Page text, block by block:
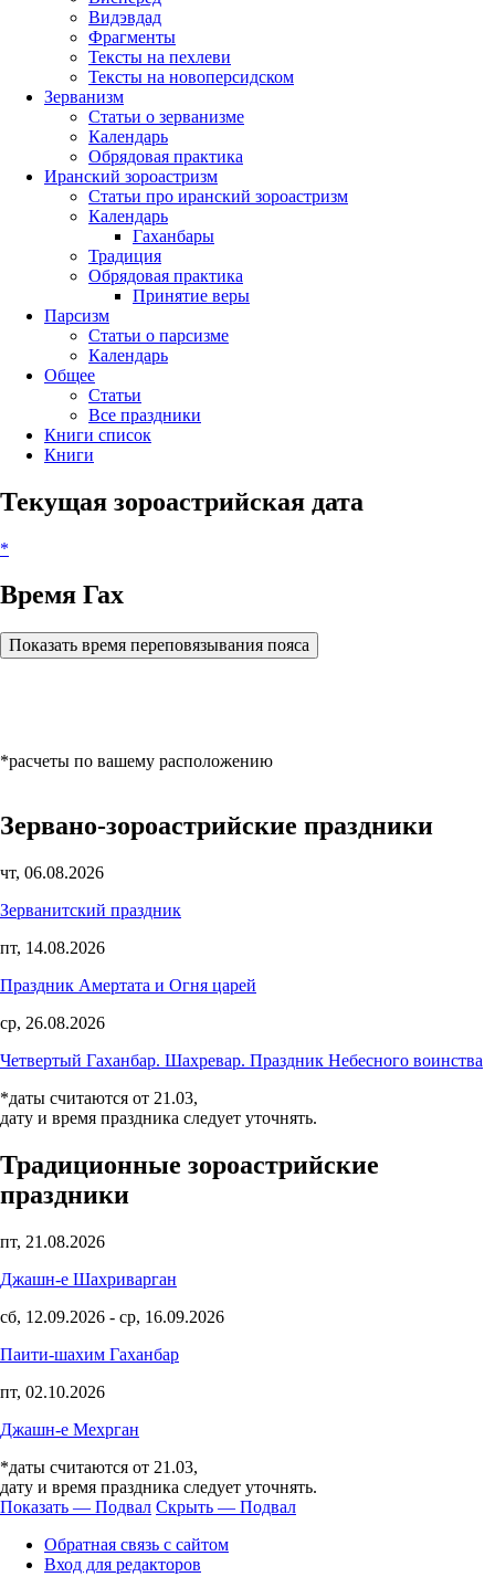
Видэвдад
Фрагменты
Тексты на пехлеви
Тексты на новоперсидском
Зерванизм
Статьи о зерванизме
Календарь
Обрядовая практика
Иранский зороастризм
Статьи про иранский зороастризм
Календарь
Гаханбары
Традиция
Обрядовая практика
Принятие веры
Парсизм
Статьи о парсизме
Календарь
Общее
Статьи
Все праздники
Книги список
Книги
Текущая зороастрийская дата
*
Время Гах
Показать время переповязывания пояса
*расчеты по вашему расположению
Зервано-зороастрийские праздники
чт, 06.08.2026
Зерванитский праздник
пт, 14.08.2026
Праздник Амертата и Огня царей
ср, 26.08.2026
Четвертый Гаханбар. Шахревар. Праздник Небесного воинства
*даты считаются от 21.03,
дату и время праздника следует уточнять.
Традиционные зороастрийские
праздники
пт, 21.08.2026
Джашн-е Шахриварган
сб, 12.09.2026 - ср, 16.09.2026
Паити-шахим Гаханбар
пт, 02.10.2026
Джашн-е Мехрган
*даты считаются от 21.03,
дату и время праздника следует уточнять.
Подвал
Показать — Подвал Скрыть — Подвал
Обратная связь с сайтом
Вход для редакторов